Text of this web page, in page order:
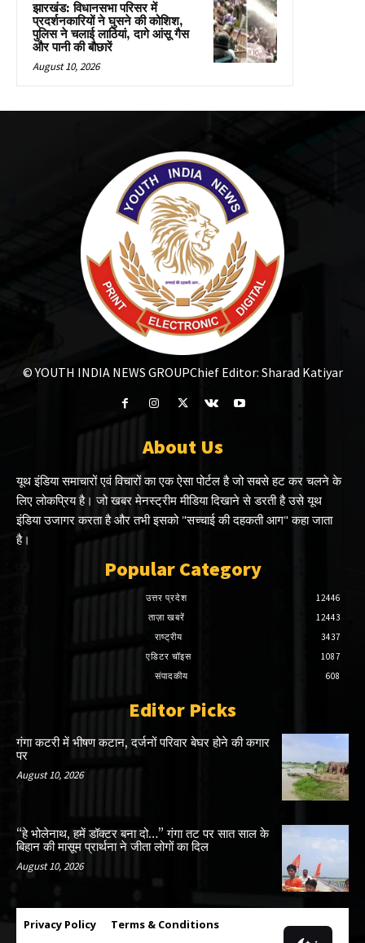
झारखंड: विधानसभा परिसर में
प्रदर्शनकारियों ने घुसने की कोशिश,
पुलिस ने चलाई लाठियां, दागे आंसू गैस
और पानी की बौछारें
August 10, 2026
© YOUTH INDIA NEWS GROUPChief Editor: Sharad Katiyar
About Us
यूथ इंडिया समाचारों एवं विचारों का एक ऐसा पोर्टल है जो सबसे हट कर चलने के
लिए लोकप्रिय है। जो खबर मेनस्ट्रीम मीडिया दिखाने से डरती है उसे यूथ
इंडिया उजागर करता है और तभी इसको "सच्चाई की दहकती आग" कहा जाता
है।
Popular Category
उत्तर प्रदेश
12446
ताज़ा खबरें
12443
राष्ट्रीय
3437
एडिटर चॉइस
1087
संपादकीय
608
Editor Picks
गंगा कटरी में भीषण कटान, दर्जनों परिवार बेघर होने की कगार
पर
August 10, 2026
“हे भोलेनाथ, हमें डॉक्टर बना दो…” गंगा तट पर सात साल के
बिहान की मासूम प्रार्थना ने जीता लोगों का दिल
August 10, 2026
Privacy Policy Terms & Conditions